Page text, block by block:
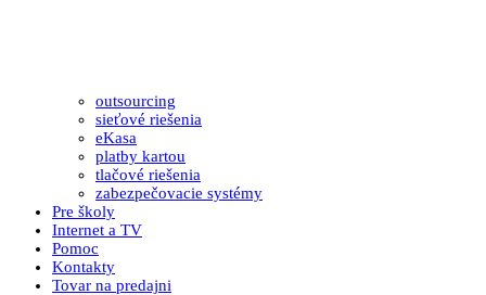
outsourcing
sieťové riešenia
eKasa
platby kartou
tlačové riešenia
zabezpečovacie systémy
Pre školy
Internet a TV
Pomoc
Kontakty
Tovar na predajni